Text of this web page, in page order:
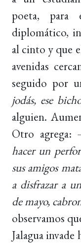
poeta,
diplomático,
al cinto y que
avenidas
seguido por
jodás, ese
alguien.
Otro agrega:
hacer un
sus amigos
a disfrazar a
de mayo,
observamos
Jalagua